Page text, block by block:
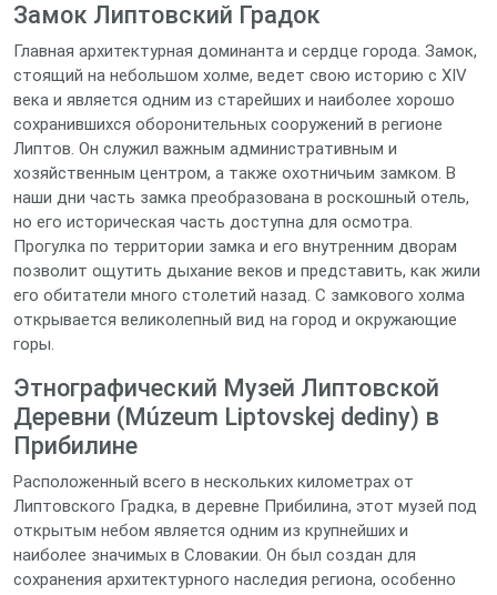
Замок Липтовский Градок
Главная архитектурная доминанта и сердце города. Замок,
стоящий на небольшом холме, ведет свою историю с XIV
века и является одним из старейших и наиболее хорошо
сохранившихся оборонительных сооружений в регионе
Липтов. Он служил важным административным и
хозяйственным центром, а также охотничьим замком. В
наши дни часть замка преобразована в роскошный отель,
но его историческая часть доступна для осмотра.
Прогулка по территории замка и его внутренним дворам
позволит ощутить дыхание веков и представить, как жили
его обитатели много столетий назад. С замкового холма
открывается великолепный вид на город и окружающие
горы.
Этнографический Музей Липтовской
Деревни (Múzeum Liptovskej dediny) в
Прибилине
Расположенный всего в нескольких километрах от
Липтовского Градка, в деревне Прибилина, этот музей под
открытым небом является одним из крупнейших и
наиболее значимых в Словакии. Он был создан для
сохранения архитектурного наследия региона, особенно